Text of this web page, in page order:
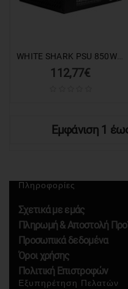
112,77€
Εμφάνιση 1
Πληροφορίες
Σχετικά με εμάς
Πληρωμή & Αποστολή
Προσωπικά δεδομένα
Όροι χρήσης
Πολιτική Επιστροφών
Εξυπηρέτηση Πελατών